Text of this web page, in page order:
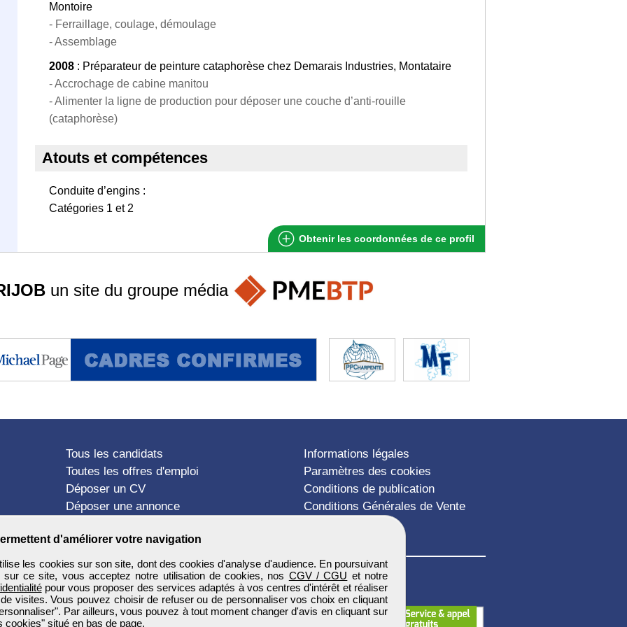
Montoire
- Ferraillage, coulage, démoulage
- Assemblage
2008 : Préparateur de peinture cataphorèse chez Demarais Industries, Montataire
- Accrochage de cabine manitou
- Alimenter la ligne de production pour déposer une couche d’anti-rouille
(cataphorèse)
Atouts et compétences
Conduite d’engins :
Catégories 1 et 2
Obtenir les coordonnées de ce profil
d'améliorer votre navigation
les cookies sur son site, dont des cookies d'analyse d'audience. En poursuivant
sur ce site, vous acceptez notre utilisation de cookies, nos CGV / CGU et notre
pour vous proposer des services adaptés à vos centres d'intérêt et réaliser
visites. Vous pouvez choisir de refuser ou de personnaliser vos choix en cliquant
Par ailleurs, vous pouvez à tout moment changer d'avis en cliquant sur
cookies" situé en bas de page.
un site du groupe média
Tous les candidats
Toutes les offres d'emploi
Déposer un CV
Déposer une annonce
Informations légales
Paramètres des cookies
Conditions de publication
Conditions Générales de Vente